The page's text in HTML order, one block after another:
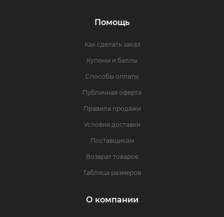
Помощь
Как сделать заказ
Купоны и баллы
Способы оплаты
Публичная оферта
Правила продажи
Условия доставки
Поставщикам
Возврат товаров
Таблица размеров
О компании